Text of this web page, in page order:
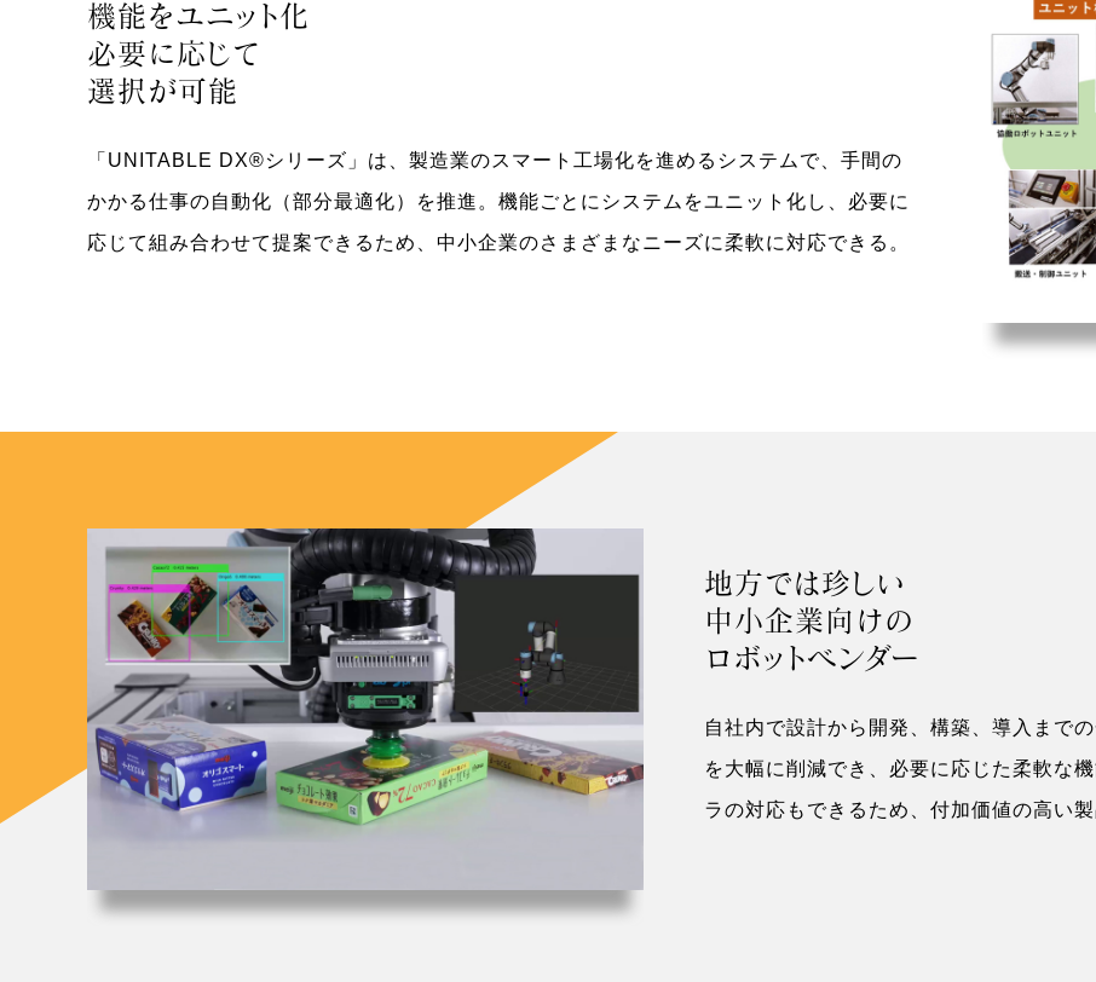
機能をユニット化
必要に応じて
選択が可能
「UNITABLE DX®シリーズ」は、製造業のスマート工場化を進めるシステムで、手間の
かかる仕事の自動化（部分最適化）を推進。機能ごとにシステムをユニット化し、必要に
応じて組み合わせて提案できるため、中小企業のさまざまなニーズに柔軟に対応できる。
地方では珍しい
中小企業向けの
ロボットベンダー
自社内で設計から開発、構築、導入まで
を大幅に削減でき、必要に応じた柔軟な
ラの対応もできるため、付加価値の高い